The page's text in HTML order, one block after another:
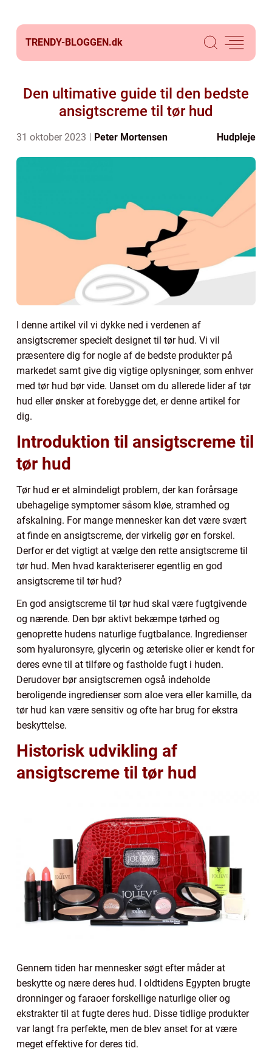
TRENDY-BLOGGEN.dk
Den ultimative guide til den bedste
ansigtscreme til tør hud
31 oktober 2023 Peter Mortensen Hudpleje
I denne artikel vil vi dykke ned i verdenen af
ansigtscremer specielt designet til tør hud. Vi vil
præsentere dig for nogle af de bedste produkter på
markedet samt give dig vigtige oplysninger, som enhver
med tør hud bør vide. Uanset om du allerede lider af tør
hud eller ønsker at forebygge det, er denne artikel for
dig.
Introduktion til ansigtscreme til
tør hud
Tør hud er et almindeligt problem, der kan forårsage
ubehagelige symptomer såsom kløe, stramhed og
afskalning. For mange mennesker kan det være svært
at finde en ansigtscreme, der virkelig gør en forskel.
Derfor er det vigtigt at vælge den rette ansigtscreme til
tør hud. Men hvad karakteriserer egentlig en god
ansigtscreme til tør hud?
En god ansigtscreme til tør hud skal være fugtgivende
og nærende. Den bør aktivt bekæmpe tørhed og
genoprette hudens naturlige fugtbalance. Ingredienser
som hyaluronsyre, glycerin og æteriske olier er kendt for
deres evne til at tilføre og fastholde fugt i huden.
Derudover bør ansigtscremen også indeholde
beroligende ingredienser som aloe vera eller kamille, da
tør hud kan være sensitiv og ofte har brug for ekstra
beskyttelse.
Historisk udvikling af
ansigtscreme til tør hud
Gennem tiden har mennesker søgt efter måder at
beskytte og nære deres hud. I oldtidens Egypten brugte
dronninger og faraoer forskellige naturlige olier og
ekstrakter til at fugte deres hud. Disse tidlige produkter
var langt fra perfekte, men de blev anset for at være
meget effektive for deres tid.